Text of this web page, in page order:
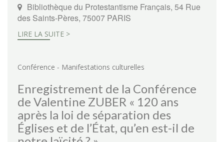
Bibliothèque du Protestantisme Français, 54 Rue
des Saints-Pères, 75007 PARIS
LIRE LA SUITE >
Conférence - Manifestations culturelles
Enregistrement de la Conférence
de Valentine ZUBER « 120 ans
après la loi de séparation des
Églises et de l’État, qu’en est-il de